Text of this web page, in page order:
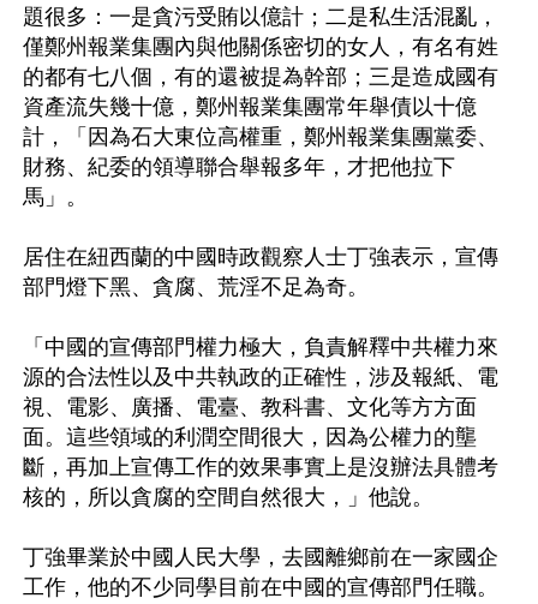
題很多：一是貪污受賄以億計；二是私生活混亂，
僅鄭州報業集團內與他關係密切的女人，有名有姓
的都有七八個，有的還被提為幹部；三是造成國有
資產流失幾十億，鄭州報業集團常年舉債以十億
計，「因為石大東位高權重，鄭州報業集團黨委、
財務、紀委的領導聯合舉報多年，才把他拉下
馬」。
居住在紐西蘭的中國時政觀察人士丁強表示，宣傳
部門燈下黑、貪腐、荒淫不足為奇。
「中國的宣傳部門權力極大，負責解釋中共權力來
源的合法性以及中共執政的正確性，涉及報紙、電
視、電影、廣播、電臺、教科書、文化等方方面
面。這些領域的利潤空間很大，因為公權力的壟
斷，再加上宣傳工作的效果事實上是沒辦法具體考
核的，所以貪腐的空間自然很大，」他說。
丁強畢業於中國人民大學，去國離鄉前在一家國企
工作，他的不少同學目前在中國的宣傳部門任職。